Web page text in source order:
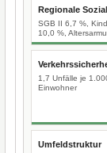
Regionale
SGB II 6,7 %,
10,0 %,
1,7 Unfälle je
Einwohner
Umfeldstruktur